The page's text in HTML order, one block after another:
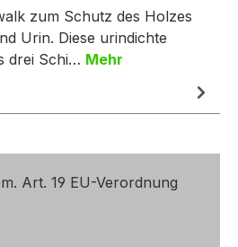
zum Schutz des Holzes
Urin. Diese urindichte
drei Schi… Mehr
Art. 19 EU-Verordnung